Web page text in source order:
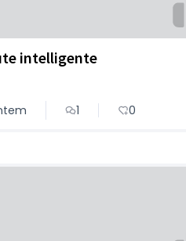
intelligente
1 0